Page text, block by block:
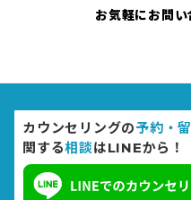
お気軽にお問
カウンセリングの予約・
関する相談はLINEから！